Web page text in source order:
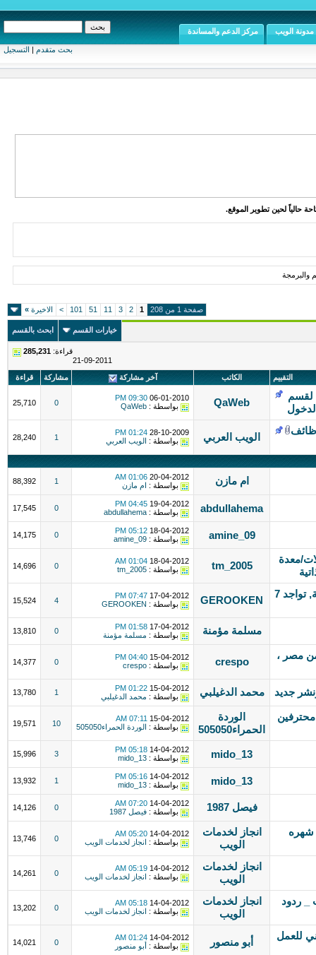
بحث متقدم | التسجيل
مدونة الويب مركز الدعم والمساندة
حالياً لحين تطوير الموقع.
والبرمجة
صفحة 1 من 208 1
2
3
11
51
101
> الاخيرة »
خيارات القسم ابحث بالقسم
قراءة: 285,231
21-09-2011
التقييم
الكاتب آخر مشاركة مشاركة قراءة
لقسم
QaWeb
06-01-2010
09:30 PM
بواسطة : QaWeb
0
25,710
الويب العربي 28-10-2009
01:24 PM
بواسطة :
الويب العربي 1
28,240
ام مازن 20-04-2012
01:06 AM
بواسطة :
ام مازن 1
88,392
abdullahema
19-04-2012
04:45 PM
بواسطة : abdullahema
0
17,545
amine_09
18-04-2012
05:12 PM
بواسطة : amine_09
0
14,175
معدة
tm_2005
18-04-2012
01:04 AM
بواسطة : tm_2005
0
14,696
مصمم ستايلات psd أبحث عن وضيفة, تواجد 7
GEROOKEN
17-04-2012
07:47 PM
بواسطة : GEROOKEN
4
15,524
مسلمة مؤمنة 17-04-2012
01:58 PM
بواسطة : مسلمة مؤمنة 0
13,810
مصر ،
crespo
15-04-2012
04:40 PM
بواسطة : crespo
0
14,377
جديد محمد الدغيلبي 15-04-2012
01:22 PM
بواسطة : محمد الدغيلبي 1
13,780
الوردة
الحمراء505050
15-04-2012
07:11 AM
بواسطة :
الوردة الحمراء505050 10
19,571
mido_13
14-04-2012
05:18 PM
بواسطة : mido_13
3
15,996
mido_13
14-04-2012
05:16 PM
بواسطة : mido_13
1
13,932
فيصل 1987 14-04-2012
07:20 AM
بواسطة : فيصل 1987 0
14,126
شهره
انجاز لخدمات
الويب
14-04-2012
05:20 AM
بواسطة :
انجاز لخدمات الويب 0
13,746
انجاز لخدمات
الويب
14-04-2012
05:19 AM
بواسطة :
انجاز لخدمات الويب 0
14,261
_ ردود
انجاز لخدمات
الويب
14-04-2012
05:18 AM
بواسطة :
انجاز لخدمات الويب 0
13,202
للعمل
أبو منصور 14-04-2012
01:24 AM
بواسطة :
أبو منصور 0
14,021